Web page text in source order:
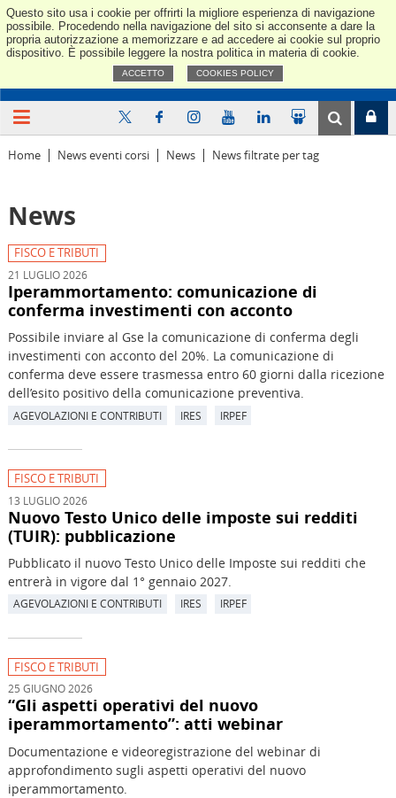
Questo sito usa i cookie per offrirti la migliore esperienza di navigazione
possibile. Procedendo nella navigazione del sito si acconsente a dare la
propria autorizzazione a memorizzare e ad accedere ai cookie sul proprio
dispositivo. È possibile leggere la nostra politica in materia di cookie.
ACCETTO COOKIES POLICY
Home News eventi corsi News News filtrate per tag
News
FISCO E TRIBUTI
21 LUGLIO 2026
Iperammortamento: comunicazione di
conferma investimenti con acconto
Possibile inviare al Gse la comunicazione di conferma degli
investimenti con acconto del 20%. La comunicazione di
conferma deve essere trasmessa entro 60 giorni dalla ricezione
dell’esito positivo della comunicazione preventiva.
AGEVOLAZIONI E CONTRIBUTI IRES IRPEF
FISCO E TRIBUTI
13 LUGLIO 2026
Nuovo Testo Unico delle imposte sui redditi
(TUIR): pubblicazione
Pubblicato il nuovo Testo Unico delle Imposte sui redditi che
entrerà in vigore dal 1° gennaio 2027.
AGEVOLAZIONI E CONTRIBUTI IRES IRPEF
FISCO E TRIBUTI
25 GIUGNO 2026
“Gli aspetti operativi del nuovo
iperammortamento”: atti webinar
Documentazione e videoregistrazione del webinar di
approfondimento sugli aspetti operativi del nuovo
iperammortamento.